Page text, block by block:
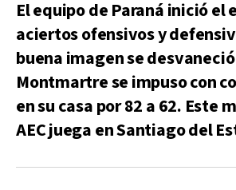
El equipo de Paraná inició el
aciertos ofensivos y
buena imagen se
Montmartre se impuso con
en su casa por 82 a 62. Este
AEC juega en Santiago del